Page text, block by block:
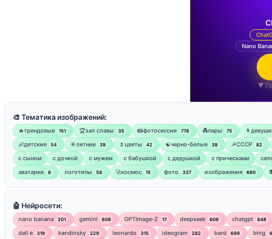
Nano
▼
🎨 Тематика изображений:
🔥трендовые 151 🏆зал славы 35 📸фотосессии 778 💑пары 75
👶детские 54 ☀️летние 38 🌷цветы 42 ☯︎черно-белые 38 ☭СССР 82
с сыном
с дочкой с мужем с бабушкой с дедушкой с прическами
аватарки 6 логотипы 58 🚀космос 15 фото 337 изображения 680
🤖 Нейросети:
nano banana 201 gemini 809 GPTImage-2 17 deepseek 606 chatgpt 848
dall e 319 kandinsky 229 leonardo 315 ideogram 282 bard 699 bing